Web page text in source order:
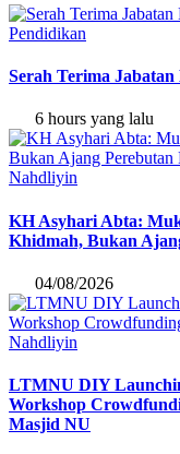
Pendidikan
Serah Terima
6 hours yang lalu
Nahdliyin
KH Asyhari Abta:
Khidmah, Bukan
04/08/2026
Nahdliyin
LTMNU DIY
Workshop
Masjid NU